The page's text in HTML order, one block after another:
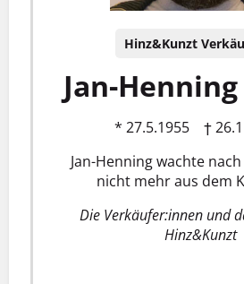
Hinz&Kunzt
Jan-
* 27.5.1955 †
Jan-Henning wachte
nicht mehr aus dem
Die Verkäufer:innen und
Hinz&Kunzt